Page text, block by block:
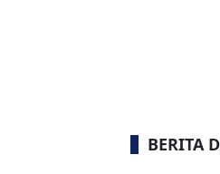
BERITA